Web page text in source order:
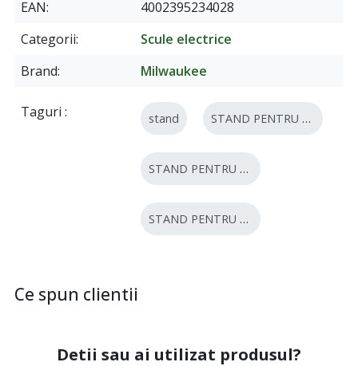
EAN
4002395234028
Categorii
Scule electrice
Brand
Milwaukee
Taguri stand STAND PENTRU MASINA DE GAURIT
STAND PENTRU MASINA
STAND PENTRU MASINA DE GAURIT DCM 2-250C
Ce spun clientii
Detii sau ai utilizat produsul?